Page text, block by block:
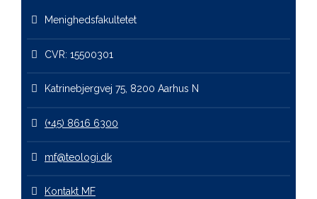
Menighedsfakultetet
CVR: 15500301
Katrinebjergvej 75, 8200 Aarhus N
(+45) 8616 6300
mf@teologi.dk
Kontakt MF